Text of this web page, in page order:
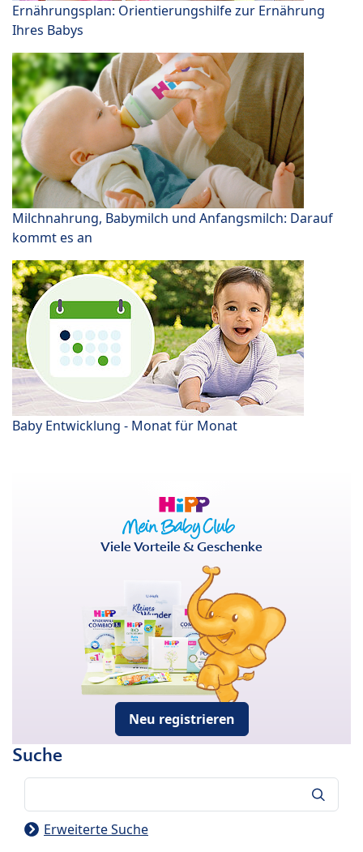
Ernährungsplan: Orientierungshilfe zur Ernährung
Ihres Babys
Milchnahrung, Babymilch und Anfangsmilch: Darauf
kommt es an
Baby Entwicklung - Monat für Monat
Viele Vorteile & Geschenke
Neu registrieren
Suche
Erweiterte Suche